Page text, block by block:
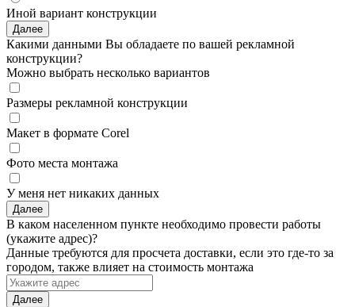
Иной вариант конструкции
Далее
Какими данными Вы обладаете по вашей рекламной
конструкции?
Можно выбрать несколько вариантов
Размеры рекламной конструкции
Макет в формате Corel
Фото места монтажа
У меня нет никаких данных
Далее
В каком населенном пункте необходимо провести работы
(укажите адрес)?
Данные требуются для просчета доставки, если это где-то за
городом, также влияет на стоимость монтажа
Далее